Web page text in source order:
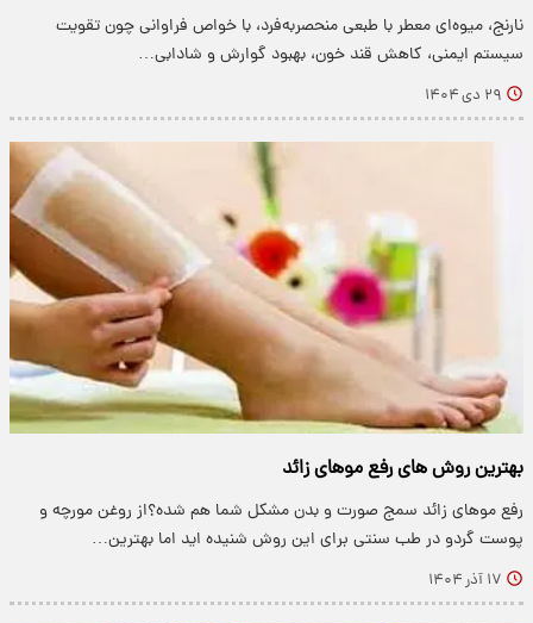
نارنج، میوه‌ای معطر با طبعی منحصربه‌فرد، با خواص فراوانی چون تقویت
سیستم ایمنی، کاهش قند خون، بهبود گوارش و شادابی…
۲۹ دی ۱۴۰۴
بهترین روش های رفع موهای زائد
رفع موهای زائد سمج صورت و بدن مشکل شما هم شده؟از روغن مورچه و
پوست گردو در طب سنتی برای این روش شنیده اید اما بهترین…
۱۷ آذر ۱۴۰۴